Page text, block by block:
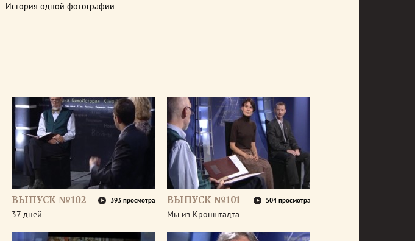
История одной фотографии
ВЫПУСК №102 393 просмотра
37 дней
ВЫПУСК №101 504 просмотра
Мы из Кронштадта